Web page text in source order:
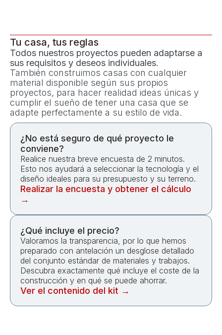
Tu casa, tus reglas
Todos nuestros proyectos pueden adaptarse a
sus requisitos y deseos individuales.
También construimos casas con cualquier
material disponible según sus propios
proyectos, para hacer realidad ideas únicas y
cumplir el sueño de tener una casa que se
adapte perfectamente a su estilo de vida.
¿No está seguro de qué proyecto le
conviene?
Realice nuestra breve encuesta de 2 minutos.
Esto nos ayudará a seleccionar la tecnología y el
diseño ideales para su presupuesto y su terreno.
Realizar la encuesta y obtener el cálculo
→
¿Qué incluye el precio?
Valoramos la transparencia, por lo que hemos
preparado con antelación un desglose detallado
del conjunto estándar de materiales y trabajos.
Descubra exactamente qué incluye el coste de la
construcción y en qué se puede ahorrar.
Ver el contenido del kit →